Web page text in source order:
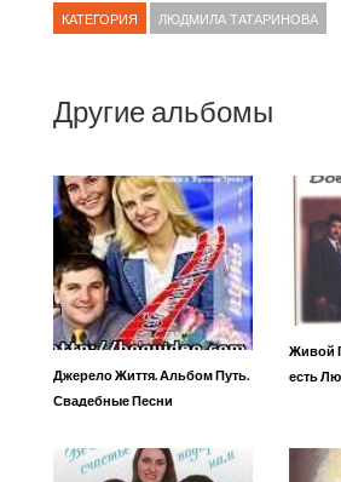
КАТЕГОРИЯ ЛЮДМИЛА ТАТАРИНОВА
Другие альбомы
Джерело Життя. Альбом Путь.
Свадебные Песни
Живой
есть